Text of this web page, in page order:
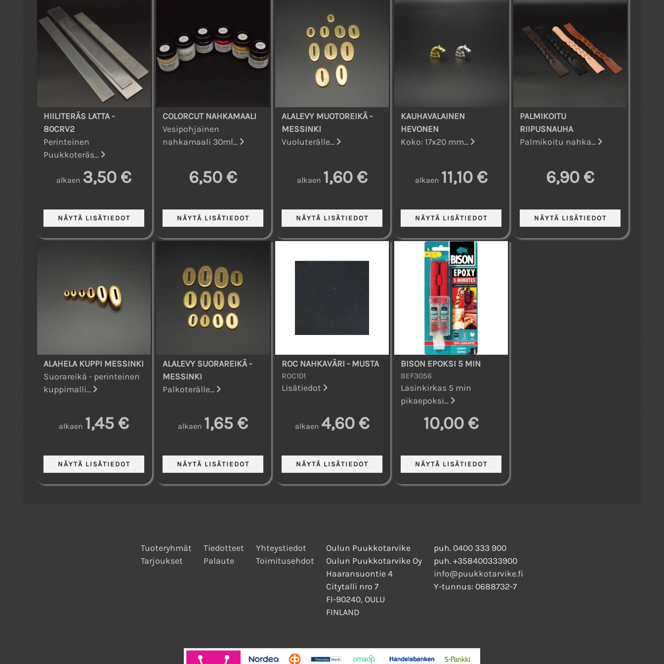
HIILITERÄS LATTA -
80CRV2
Perinteinen
Puukkoteräs...
alkaen 3,50 €
COLORCUT NAHKAMAALI
Vesipohjainen
nahkamaali 30ml...
6,50 €
ALALEVY MUOTOREIKÄ -
MESSINKI
Vuoluterälle...
alkaen 1,60 €
KAUHAVALAINEN
HEVONEN
Koko: 17x20 mm...
alkaen 11,10 €
PALMIKOITU
RIIPUSNAUHA
Palmikoitu nahka...
6,90 €
ALAHELA KUPPI MESSINKI
Suorareikä - perinteinen
kuppimalli...
alkaen 1,45 €
ALALEVY SUORAREIKÄ -
MESSINKI
Palkoterälle...
alkaen 1,65 €
ROC NAHKAVÄRI - MUSTA
ROC101
Lisätiedot
alkaen 4,60 €
BISON EPOKSI 5 MIN
BEF3056
Lasinkirkas 5 min
pikaepoksi...
10,00 €
Tuoteryhmät
Tarjoukset
Tiedotteet
Palaute
Yhteystiedot
Toimitusehdot
Oulun Puukkotarvike
Oulun Puukkotarvike Oy
Haaransuontie 4
Citytalli nro 7
FI-90240, OULU
FINLAND
puh. 0400 333 900
puh. +358400333900
info@puukkotarvike.fi
Y-tunnus: 0688732-7